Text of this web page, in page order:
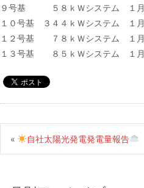
９号基 ５８ｋＷシステム １
１０号基 ３４４ｋＷシステム １
１２号基 ７８ｋＷシステム １
１３号基 ８５ｋＷシステム １
« 自社太陽光発電発電量報告